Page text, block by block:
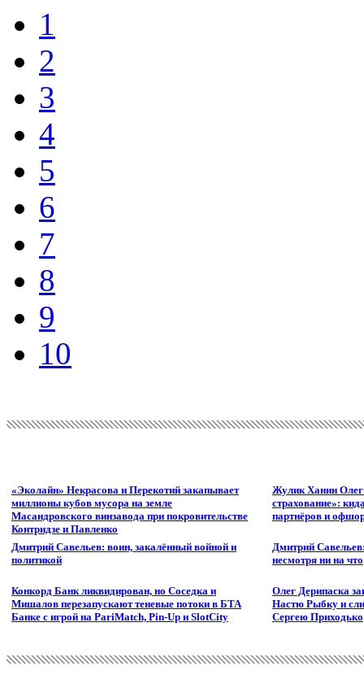
1
2
3
4
5
6
7
8
9
10
«Эколайн» Некрасова и Перекотий закапывает
миллионы кубов мусора на земле
Масандровского винзавода при покровительстве
Контридзе и Павленко
Жулик Ханин
страхование»:
партнёров и
Дмитрий Савельев: воин, закалённый войной и
политикой
Дмитрий
несмотря ни на что
Конкорд Банк ликвидирован, но Соседка и
Мишалов перезапускают теневые потоки в БТА
Банке с игрой на PariMatch, Pin-Up и SlotCity
Олег Дерипаска
Настю Рыбку и
Сергею Приходько